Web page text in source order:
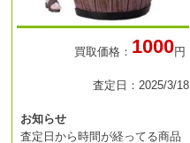
買取価格： 1000円
査定日：2025/3/18
お知らせ
査定日から時間が経ってる商品